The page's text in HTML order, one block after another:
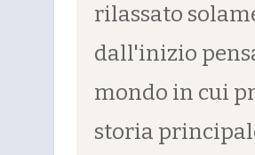
rilassato
dall'inizio
mondo in cui
storia